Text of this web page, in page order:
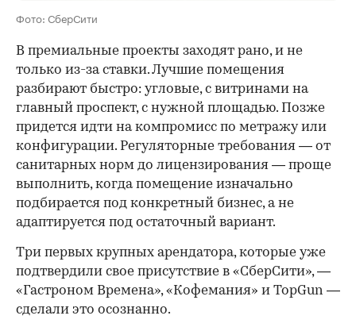
Фото: СберСити
В премиальные проекты заходят рано, и не
только из-за ставки. Лучшие помещения
разбирают быстро: угловые, с витринами на
главный проспект, с нужной площадью. Позже
придется идти на компромисс по метражу или
конфигурации. Регуляторные требования — от
санитарных норм до лицензирования — проще
выполнить, когда помещение изначально
подбирается под конкретный бизнес, а не
адаптируется под остаточный вариант.
Три первых крупных арендатора, которые уже
подтвердили свое присутствие в «СберСити», —
«Гастроном Времена», «Кофемания» и TopGun —
сделали это осознанно.